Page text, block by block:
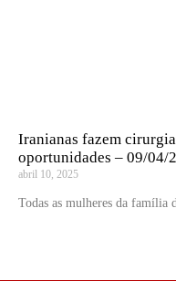
Iranianas fazem
oportunidades – 09/
abril 10, 2025
Todas as mulheres da família